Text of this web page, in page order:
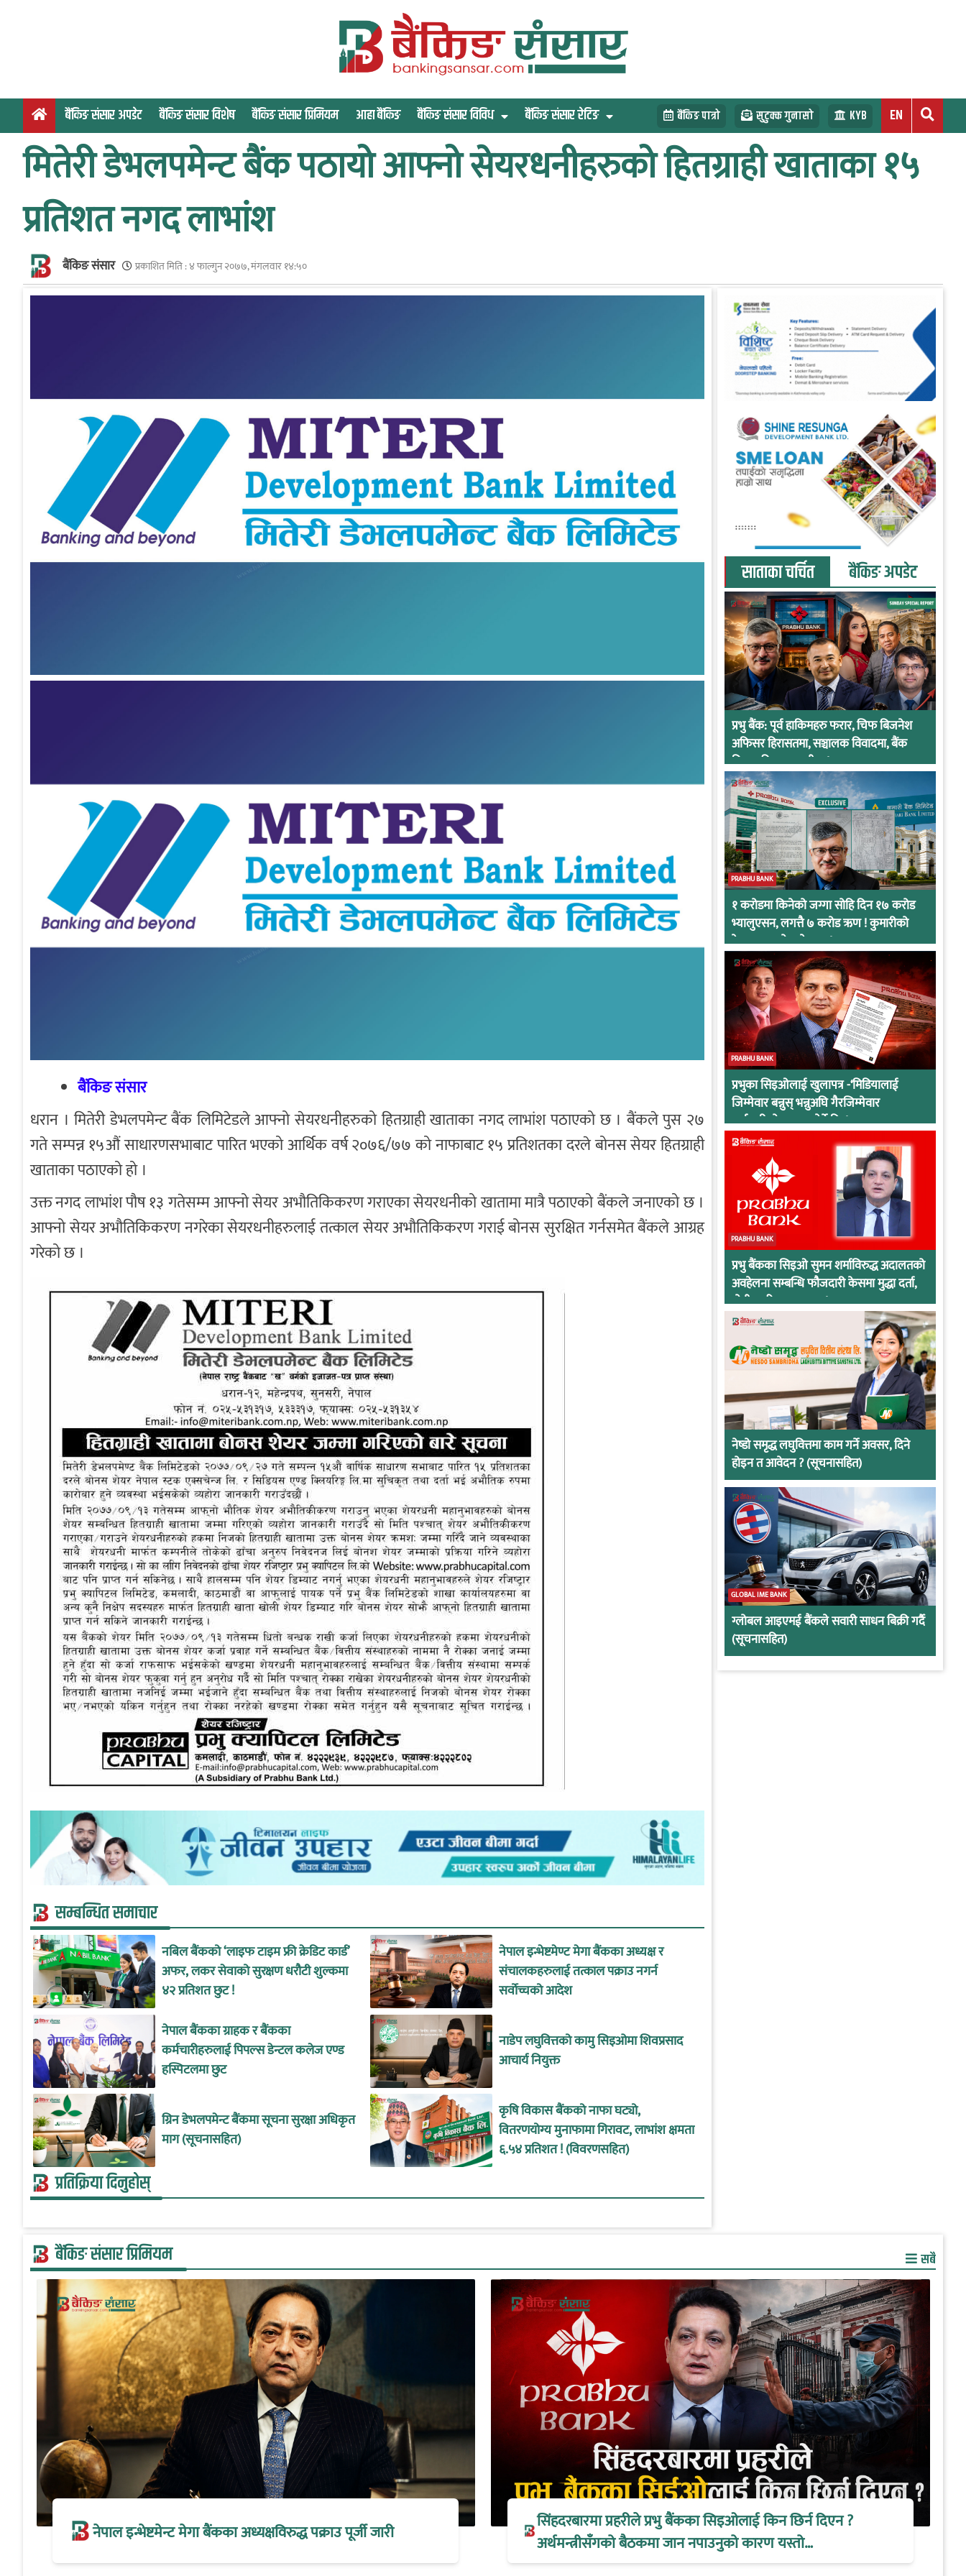
o
बैंकिङ संसार अपडेट बैंकिङ संसार विशेष बैंकिङ संसार प्रिमियम आहा बैंकिङ बैंकिङ संसार विविध बैंकिङ संसार रेटिङ बैंकिङ पात्रो सुटुक्क गुनासो KYB EN
मितेरी डेभलपमेन्ट बैंक पठायो आफ्नो सेयरधनीहरुको हितग्राही खाताका १५
प्रतिशत नगद लाभांश
बैंकिङ संसार प्रकाशित मिति :४ फाल्गुन २०७७, मंगलवार १४:५०
बैंकिङ संसार
धरान । मितेरी डेभलपमेन्ट बैंक लिमिटेडले आफ्नो सेयरधनीहरुको हितग्राही खाताका नगद लाभांश पठाएको छ । बैंकले पुस २७
गते सम्पन्न १५औं साधारणसभाबाट पारित भएको आर्थिक वर्ष २०७६/७७ को नाफाबाट १५ प्रतिशतका दरले बोनस सेयर हितग्राही
खाताका पठाएको हो ।
उक्त नगद लाभांश पौष १३ गतेसम्म आफ्नो सेयर अभौतिकिकरण गराएका सेयरधनीको खातामा मात्रै पठाएको बैंकले जनाएको छ ।
आफ्नो सेयर अभौतिकिकरण नगरेका सेयरधनीहरुलाई तत्काल सेयर अभौतिकिकरण गराई बोनस सुरक्षित गर्नसमेत बैंकले आग्रह
गरेको छ ।
सम्बन्धित समाचार
नबिल बैंकको ‘लाइफ टाइम फ्री क्रेडिट कार्ड’
अफर, लकर सेवाको सुरक्षण धरौटी शुल्कमा
४२ प्रतिशत छुट !
नेपाल इन्भेष्टमेण्ट मेगा बैंकका अध्यक्ष र
संचालकहरुलाई तत्काल पक्राउ नगर्न
सर्वोच्चको आदेश
नेपाल बैंकका ग्राहक र बैंकका
कर्मचारीहरुलाई पिपल्स डेन्टल कलेज एण्ड
हस्पिटलमा छुट
नाडेप लघुवित्तको कामु सिइओमा शिवप्रसाद
आचार्य नियुक्त
ग्रिन डेभलपमेन्ट बैंकमा सूचना सुरक्षा अधिकृत
माग (सूचनासहित)
कृषि विकास बैंकको नाफा घट्यो,
वितरणयोग्य मुनाफामा गिरावट, लाभांश क्षमता
६.५४ प्रतिशत ! (विवरणसहित)
प्रतिक्रिया दिनुहोस्
साताका चर्चित बैंकिङ अपडेट
प्रभु बैंक: पूर्व हाकिमहरु फरार, चिफ बिजनेश
अफिसर हिरासतमा, सञ्चालक विवादमा, बैंक
नियामकीय कारवाहीमा !
PRABHU BANK
१ करोडमा किनेको जग्गा सोहि दिन १७ करोड
भ्यालुएसन, लगत्तै ७ करोड ऋण ! कुमारीको
केसमा प्रभुको कनेक्सन !
PRABHU BANK
प्रभुका सिइओलाई खुलापत्र -‘मिडियालाई
जिम्मेवार बन्नुस् भन्नुअघि गैरजिम्मेवार
कर्मचारीको व्यवहार हेर्ने कि !
PRABHU BANK
प्रभु बैंकका सिइओ सुमन शर्माविरुद्ध अदालतको
अवहेलना सम्बन्धि फौजदारी केसमा मुद्धा दर्ता,
दोषी ठहरिए जान्छ पद !
नेष्डो समृद्ध लघुवित्तमा काम गर्ने अवसर, दिने
होइन त आवेदन ? (सूचनासहित)
GLOBAL IME BANK
ग्लोबल आइएमई बैंकले सवारी साधन बिक्री गर्दै
(सूचनासहित)
बैंकिङ संसार प्रिमियम सबै
नेपाल इन्भेष्टमेन्ट मेगा बैंकका अध्यक्षविरुद्ध पक्राउ पूर्जी जारी
सिंहदरबारमा प्रहरीले प्रभु बैंकका सिइओलाई किन छिर्न दिएन ?
अर्थमन्त्रीसँगको बैठकमा जान नपाउनुको कारण यस्तो…